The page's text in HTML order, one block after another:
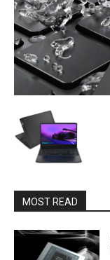
MOST READ